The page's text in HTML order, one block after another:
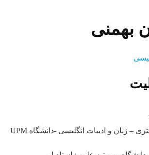
بهمنی
مدرک تحصیلی دکتری – زبان و ادبیات انگلیسی -دانشگاه UPM